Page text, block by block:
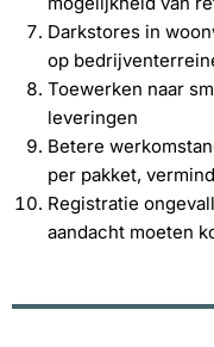
Darkstores in
op
Toewerken naar
leveringen
Betere
per pakket,
Registratie
aandacht moeten